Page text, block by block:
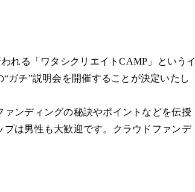
れる「ワタシクリエイトCAMP」というイ
ガチ”説明会を開催することが決定いたし
ンディングの秘訣やポイントなどを伝授
は男性も大歓迎です。クラウドファンデ